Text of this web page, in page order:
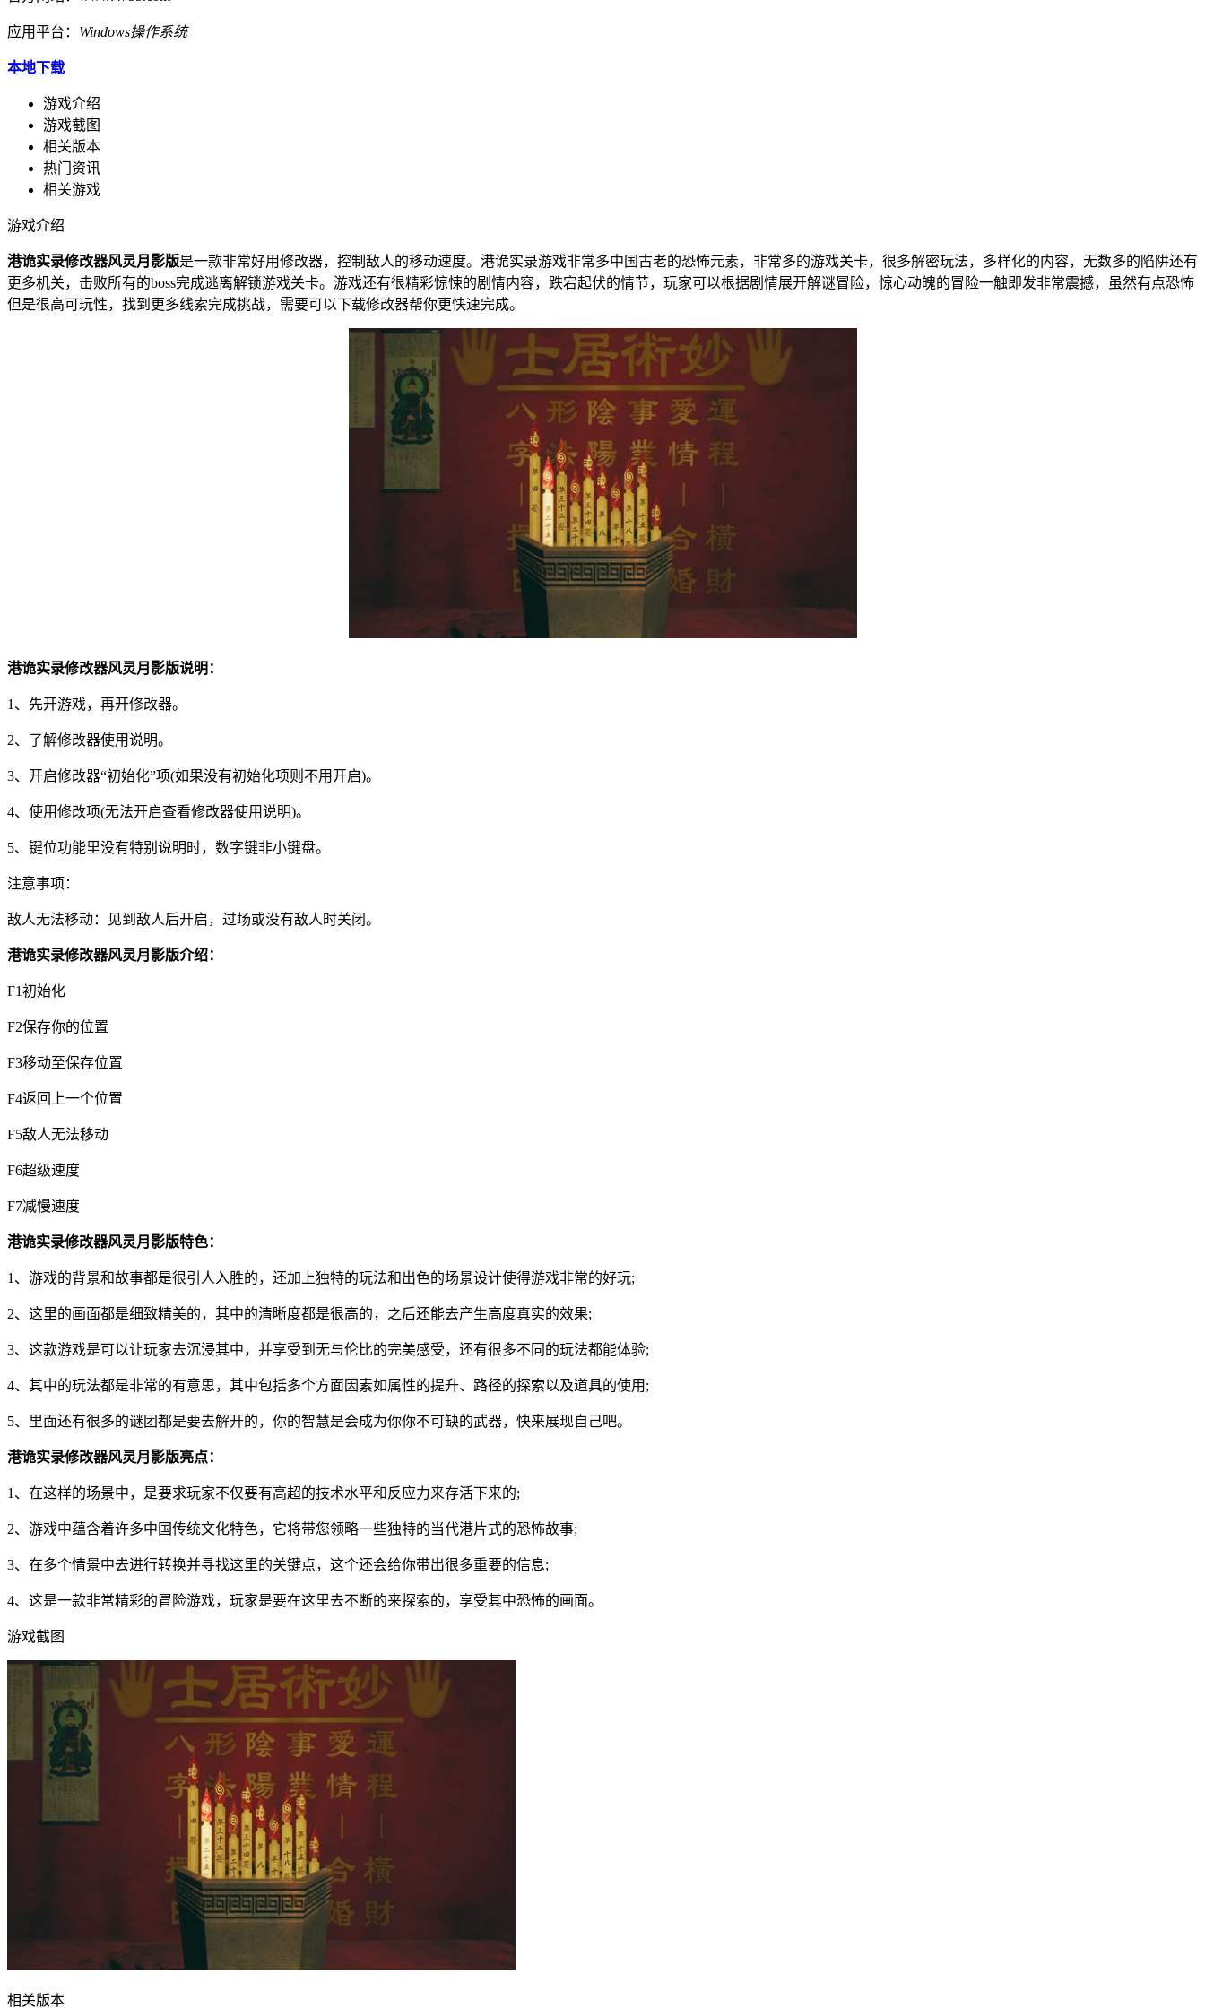
应用平台： Windows操作系统
本地下载
游戏介绍
游戏截图
相关版本
热门资讯
相关游戏
游戏介绍
港诡实录修改器风灵月影版是一款非常好用修改器，控制敌人的移动速度。港诡实录游戏非常多中国古老的恐怖元素，非常多的游戏关卡，很多解密玩法，多样化的内容，无数多的陷阱还有
更多机关，击败所有的boss完成逃离解锁游戏关卡。游戏还有很精彩惊悚的剧情内容，跌宕起伏的情节，玩家可以根据剧情展开解谜冒险，惊心动魄的冒险一触即发非常震撼，虽然有点恐怖
但是很高可玩性，找到更多线索完成挑战，需要可以下载修改器帮你更快速完成。
港诡实录修改器风灵月影版说明：
1、先开游戏，再开修改器。
2、了解修改器使用说明。
3、开启修改器“初始化”项(如果没有初始化项则不用开启)。
4、使用修改项(无法开启查看修改器使用说明)。
5、键位功能里没有特别说明时，数字键非小键盘。
注意事项：
敌人无法移动：见到敌人后开启，过场或没有敌人时关闭。
港诡实录修改器风灵月影版介绍：
F1初始化
F2保存你的位置
F3移动至保存位置
F4返回上一个位置
F5敌人无法移动
F6超级速度
F7减慢速度
港诡实录修改器风灵月影版特色：
1、游戏的背景和故事都是很引人入胜的，还加上独特的玩法和出色的场景设计使得游戏非常的好玩;
2、这里的画面都是细致精美的，其中的清晰度都是很高的，之后还能去产生高度真实的效果;
3、这款游戏是可以让玩家去沉浸其中，并享受到无与伦比的完美感受，还有很多不同的玩法都能体验;
4、其中的玩法都是非常的有意思，其中包括多个方面因素如属性的提升、路径的探索以及道具的使用;
5、里面还有很多的谜团都是要去解开的，你的智慧是会成为你你不可缺的武器，快来展现自己吧。
港诡实录修改器风灵月影版亮点：
1、在这样的场景中，是要求玩家不仅要有高超的技术水平和反应力来存活下来的;
2、游戏中蕴含着许多中国传统文化特色，它将带您领略一些独特的当代港片式的恐怖故事;
3、在多个情景中去进行转换并寻找这里的关键点，这个还会给你带出很多重要的信息;
4、这是一款非常精彩的冒险游戏，玩家是要在这里去不断的来探索的，享受其中恐怖的画面。
游戏截图
相关版本